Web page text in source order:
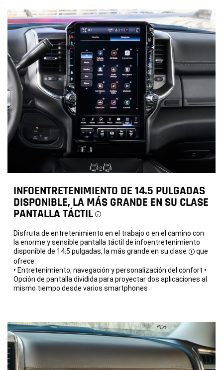
INFOENTRETENIMIENTO DE 14.5 PULGADAS
DISPONIBLE, LA MÁS GRANDE EN SU CLASE
PANTALLA TÁCTIL Disclosure
Disfruta de entretenimiento en el trabajo o en el camino con
la enorme y sensible pantalla táctil de infoentretenimiento
disponible de 14.5 pulgadas, la más grande en su clase
que
ofrece:
• Entretenimiento, navegación y personalización del confort •
Opción de pantalla dividida para proyectar dos aplicaciones al
mismo tiempo desde varios smartphones